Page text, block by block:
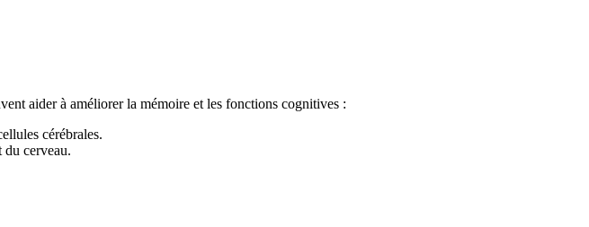
aider à améliorer la mémoire et les fonctions cognitives :
cérébrales.
du cerveau.